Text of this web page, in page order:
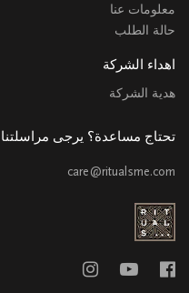
معلومات عنا
حالة الطلب
اهداء الشركة
هدية الشركة
تحتاج مساعدة؟ يرجى مراسلتنا
care@ritualsme.com